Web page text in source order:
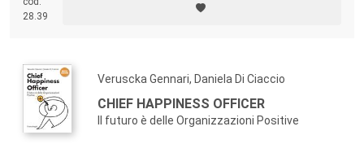
28.39
Veruscka Gennari, Daniela Di Ciaccio
CHIEF HAPPINESS OFFICER
Il futuro è delle Organizzazioni Positive